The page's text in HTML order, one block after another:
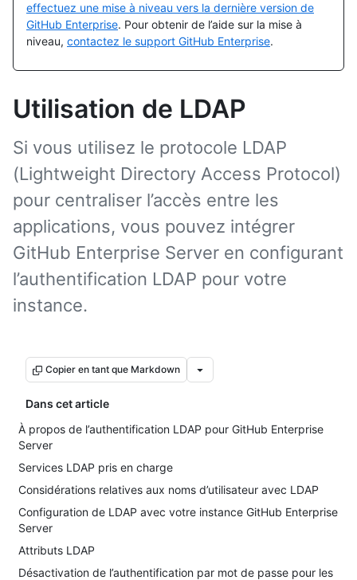
effectuez une mise à niveau vers la dernière version de
GitHub Enterprise. Pour obtenir de l’aide sur la mise à
niveau, contactez le support GitHub Enterprise.
Utilisation de LDAP
Si vous utilisez le protocole LDAP
(Lightweight Directory Access Protocol)
pour centraliser l’accès entre les
applications, vous pouvez intégrer
GitHub Enterprise Server en configurant
l’authentification LDAP pour votre
instance.
Copier en tant que Markdown
Dans cet article
À propos de l’authentification LDAP pour GitHub Enterprise
Server
Services LDAP pris en charge
Considérations relatives aux noms d’utilisateur avec LDAP
Configuration de LDAP avec votre instance GitHub Enterprise
Server
Attributs LDAP
Désactivation de l’authentification par mot de passe pour les